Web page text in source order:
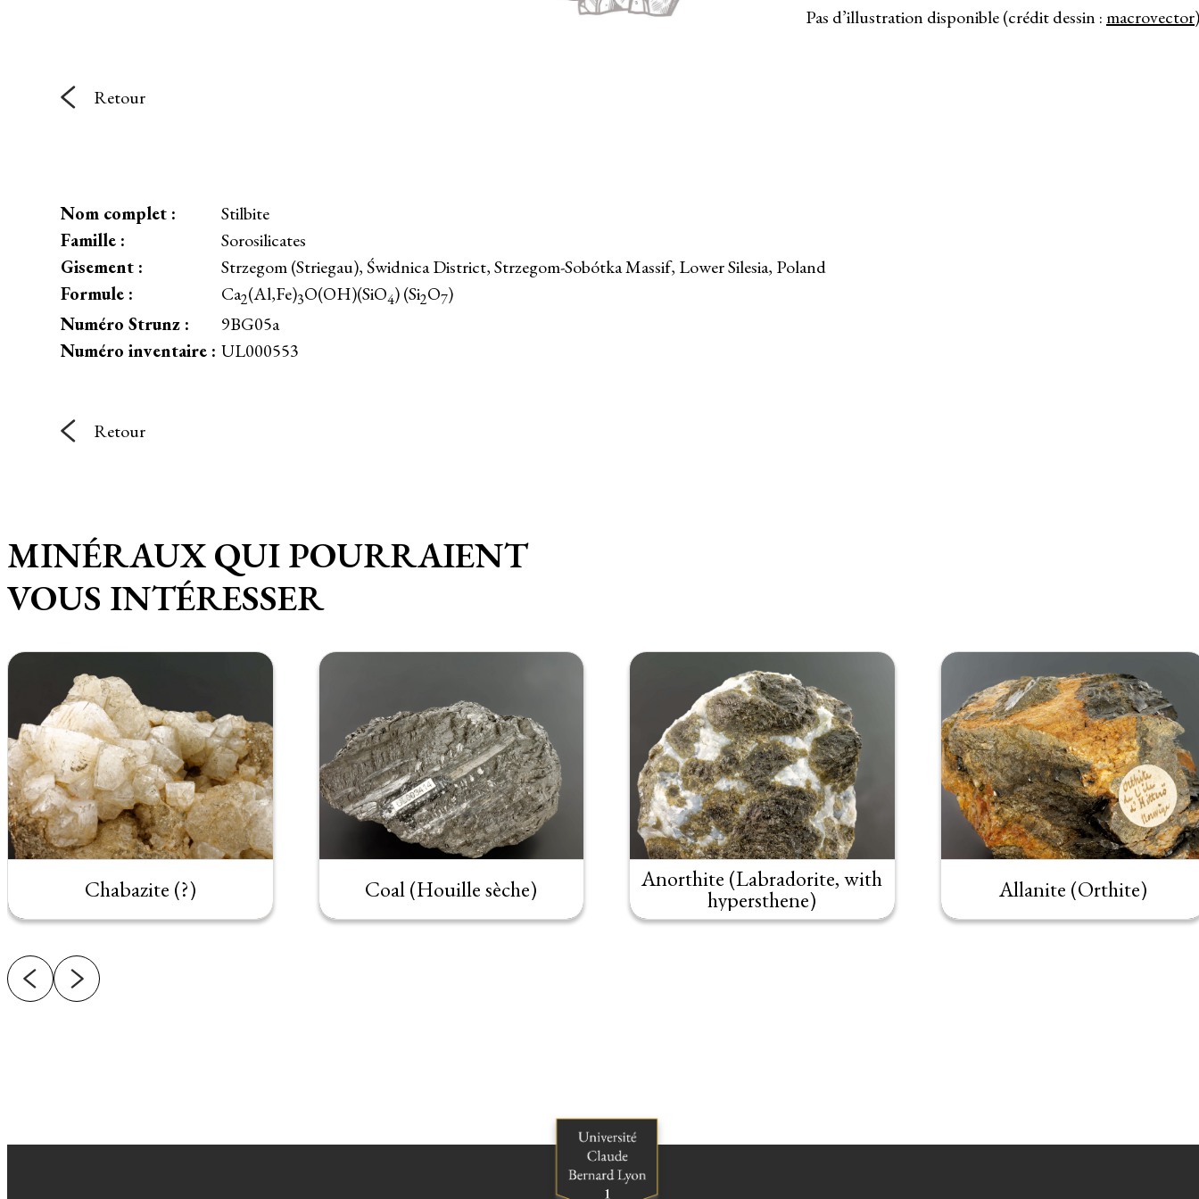
Pas d’illustration disponible (crédit dessin :macrovector)
Retour
Nom complet :
Stilbite
Famille :
Sorosilicates
Gisement :
Strzegom (Striegau), Świdnica District, Strzegom-Sobótka Massif, Lower Silesia, Poland
Formule :
Ca2(Al,Fe)3O(OH)(SiO4) (Si2O7)
Numéro Strunz :
9BG05a
Numéro inventaire : UL000553
Retour
MINÉRAUX QUI POURRAIENT
VOUS INTÉRESSER
Chabazite (?) Coal (Houille sèche) Anorthite (Labradorite, with
hypersthene) Allanite (Orthite)